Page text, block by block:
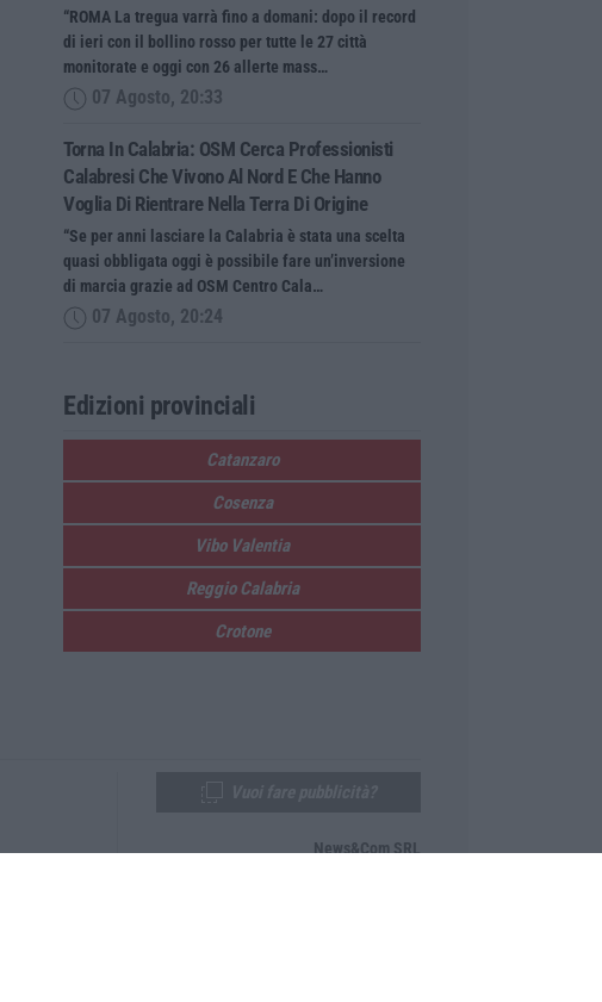
“ROMA La tregua varrà fino a domani: dopo il record
di ieri con il bollino rosso per tutte le 27 città
monitorate e oggi con 26 allerte mass…
07 Agosto, 20:33
Torna In Calabria: OSM Cerca Professionisti
Calabresi Che Vivono Al Nord E Che Hanno
Voglia Di Rientrare Nella Terra Di Origine
“Se per anni lasciare la Calabria è stata una scelta
quasi obbligata oggi è possibile fare un’inversione
di marcia grazie ad OSM Centro Cala…
07 Agosto, 20:24
Edizioni provinciali
Catanzaro
Cosenza
Vibo Valentia
Reggio Calabria
Crotone
News&Com SRL